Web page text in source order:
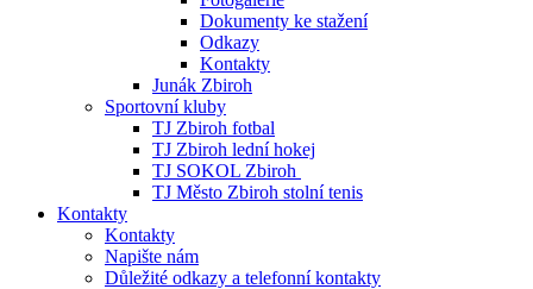
Dokumenty ke stažení
Odkazy
Kontakty
Junák Zbiroh
Sportovní kluby
TJ Zbiroh fotbal
TJ Zbiroh lední hokej
TJ SOKOL Zbiroh
TJ Město Zbiroh stolní tenis
Kontakty
Kontakty
Napište nám
Důležité odkazy a telefonní kontakty